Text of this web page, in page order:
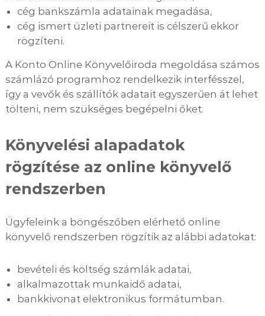
cég bankszámla adatainak megadása,
cég ismert üzleti partnereit is célszerű ekkor
rögzíteni.
A Konto Online Könyvelőiroda megoldása számos
számlázó programhoz rendelkezik interfésszel,
így a vevők és szállítók adatait egyszerűen át lehet
tölteni, nem szükséges begépelni őket.
Könyvelési alapadatok
rögzítése az online könyvelő
rendszerben
Ügyfeleink a böngészőben elérhető online
könyvelő rendszerben rögzítik az alábbi adatokat:
bevételi és költség számlák adatai,
alkalmazottak munkaidő adatai,
bankkivonat elektronikus formátumban.